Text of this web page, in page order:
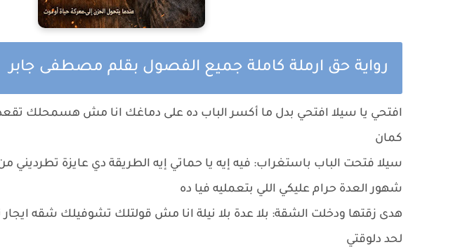
رواية حق ارملة كاملة جميع الفصول بقلم مصطفى جابر
افتحي يا سيلا افتحي بدل ما أكسر الباب ده على دماغك انا مش هسمحلك
كمان
سيلا فتحت الباب باستغراب: فيه إيه يا حماتي إيه الطريقة دي عايزة
شهور العدة حرام عليكي اللي بتعمليه فيا ده
هدى زقتها ودخلت الشقة: بلا عدة بلا نيلة انا مش قولتلك تشوفيلك شقه
لحد دلوقتي